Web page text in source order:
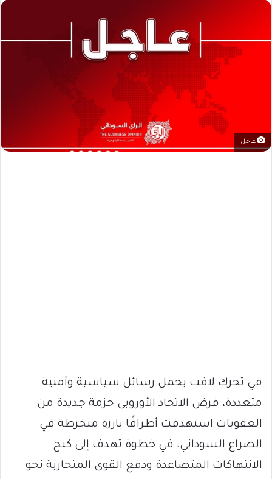
عاجل
في تحرك لافت يحمل رسائل سياسية وأمنية
متعددة، فرض الاتحاد الأوروبي حزمة جديدة من
العقوبات استهدفت أطرافًا بارزة منخرطة في
الصراع السوداني، في خطوة تهدف إلى كبح
الانتهاكات المتصاعدة ودفع القوى المتحاربة نحو